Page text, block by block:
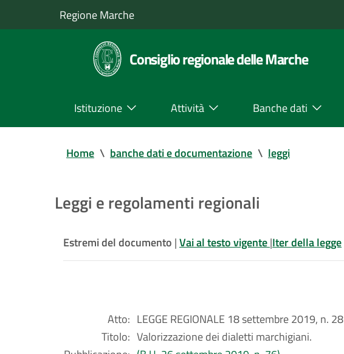
Regione Marche
Consiglio regionale delle Marche
Istituzione Attività Banche dati
Home \ banche dati e documentazione \ leggi
Leggi e regolamenti regionali
Estremi del documento |Vai al testo vigente|Iter della legge
Atto: LEGGE REGIONALE 18 settembre 2019, n. 28
Titolo: Valorizzazione dei dialetti marchigiani.